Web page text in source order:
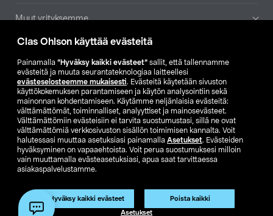
Clas Ohlson käyttää evästeitä
Painamalla ”Hyväksy kaikki evästeet” sallit, että tallennamme
evästeitä ja muuta seurantateknologiaa laitteellesi
evästeselosteemme mukaisesti. Evästeitä käytetään sivuston
käyttökokemuksen parantamiseen ja käytön analysointiin sekä
mainonnan kohdentamiseen. Käytämme neljänlaisia evästeitä:
välttämättömät, toiminnalliset, analyyttiset ja mainosevästeet.
Välttämättömiin evästeisiin ei tarvita suostumustasi, sillä ne ovat
välttämättömiä verkkosivuston sisällön toimimisen kannalta. Voit
halutessasi muuttaa asetuksiasi painamalla Asetukset. Evästeiden
hyväksyminen on vapaaehtoista. Voit perua suostumuksesi milloin
vain muuttamalla evästeasetuksiasi, apua saat tarvittaessa
asiakaspalvelustamme.
Hyväksy kaikki evästeet Poista kaikki
Asetukset
Tuote on poistunut
Tuotenro: 59-1007-65
Muut yrityksemme
Etsi myymälä
SE NO FI
FI SV
Näytä hinnat ilman ALV:a